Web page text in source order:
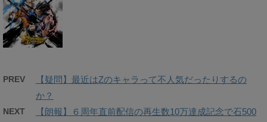
PREV
【疑問】最近はZのキャラって不人気だったりするの
か？
NEXT
【朗報】６周年直前配信の再生数10万達成記念で石500